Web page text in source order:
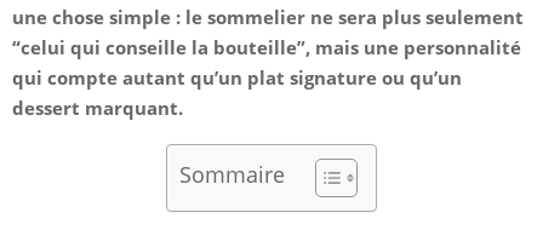
une chose simple : le sommelier ne sera plus seulement
“celui qui conseille la bouteille”, mais une personnalité
qui compte autant qu’un plat signature ou qu’un
dessert marquant.
Sommaire